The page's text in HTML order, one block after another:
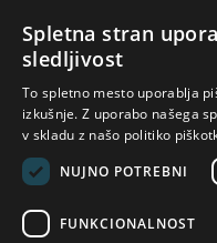
Podpora strankam
Lasje & nega las / Roke
Noge & pedikura Obraz
Oprema za salone /
Spletna stran
sledljivost
To spletno mesto uporablja
izkušnje. Z uporabo našega
v skladu z našo politiko
NUJNO POTREBNI
FUNKCIONALNOST